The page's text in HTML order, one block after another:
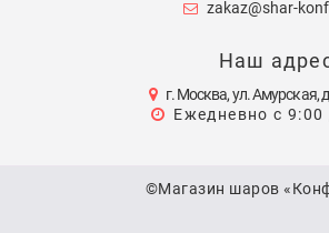
zakaz@shar-
Наш
г. Москва, ул. Амурская,
Ежедневно с 9:00
©Магазин шаров